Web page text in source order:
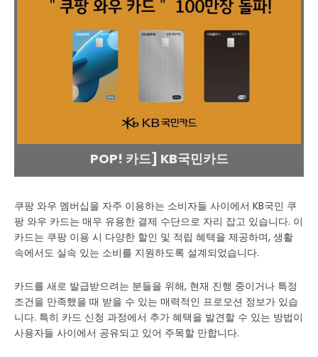
POP! 카드] KB국민카드
쿠팡 와우 멤버십을 자주 이용하는 소비자들 사이에서 KB국민 쿠
팡 와우 카드는 매우 유용한 결제 수단으로 자리 잡고 있습니다. 이
카드는 쿠팡 이용 시 다양한 할인 및 적립 혜택을 제공하며, 생활
속에서도 실속 있는 소비를 지원하도록 설계되었습니다.
카드를 새로 발급받으려는 분들을 위해, 현재 진행 중이거나 특정
조건을 만족했을 때 받을 수 있는 매력적인 프로모션 정보가 있습
니다. 특히 카드 신청 과정에서 추가 혜택을 발견할 수 있는 방법이
사용자들 사이에서 공유되고 있어 주목할 만합니다.